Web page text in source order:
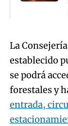
La
establecido
se podrá
forestales y
entrada,